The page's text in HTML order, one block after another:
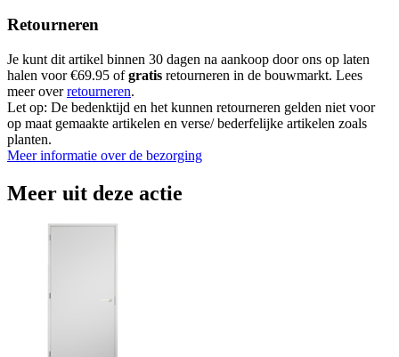
Retourneren
Je kunt dit artikel binnen 30 dagen na aankoop door ons op laten
halen voor €69.95 ofgratis retourneren in de bouwmarkt. Lees
meer overretourneren.
Let op: De bedenktijd en het kunnen retourneren gelden niet voor
op maat gemaakte artikelen en verse/ bederfelijke artikelen zoals
planten.
Meer informatie over de bezorging
Meer uit deze actie